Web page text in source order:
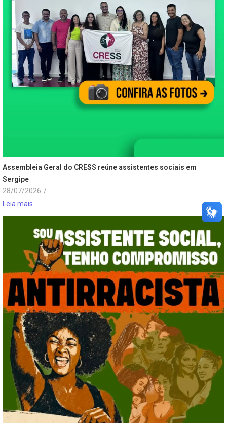
Assembleia Geral do CRESS reúne assistentes sociais em
Sergipe
28/07/2026 /
Leia mais